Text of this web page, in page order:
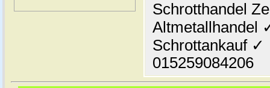
Schrotthandel
Altmetallhandel
Schrottankauf
015259084206